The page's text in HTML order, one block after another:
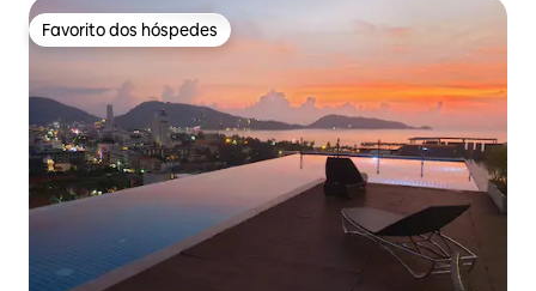
Favorito dos hóspedes
Favorito dos hóspedes